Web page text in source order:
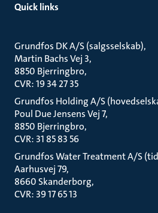
Quick links
Grundfos DK A/S (salgsselskab)
Martin Bachs Vej 3
8850 Bjerringbro
CVR: 19 34 27 35
Grundfos Holding A/S
Poul Due Jensens Vej 7
8850 Bjerringbro
CVR: 31 85 83 56
Grundfos Water Treatment A/S
Aarhusvej 79
8660 Skanderborg
CVR: 39 17 65 13